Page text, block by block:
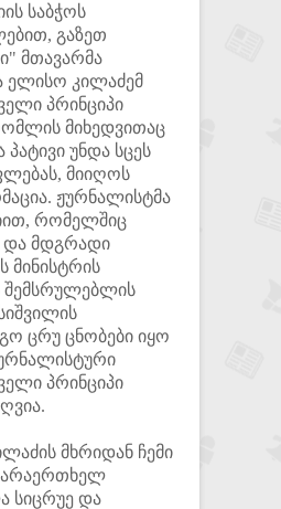
საბჭოს
გაზეთ
მთავარმა
ელისო კილაძემ
პრინციპი
მიხედვითაც
უნდა სცეს
მიიღოს
ჟურნალისტმა
რომელშიც
და მდგრადი
მინისტრის
ცრუ ცნობები იყო
პრინციპი
მხრიდან ჩემი
არაერთხელ
სიცრუე და